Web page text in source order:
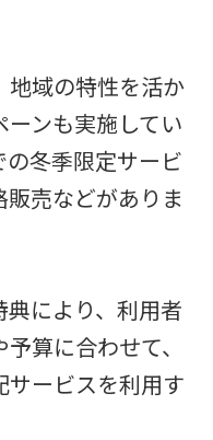
地域の特性を活か
ーンも実施してい
冬季限定サービ
売などがありま
により、利用者
算に合わせて、
サービスを利用す